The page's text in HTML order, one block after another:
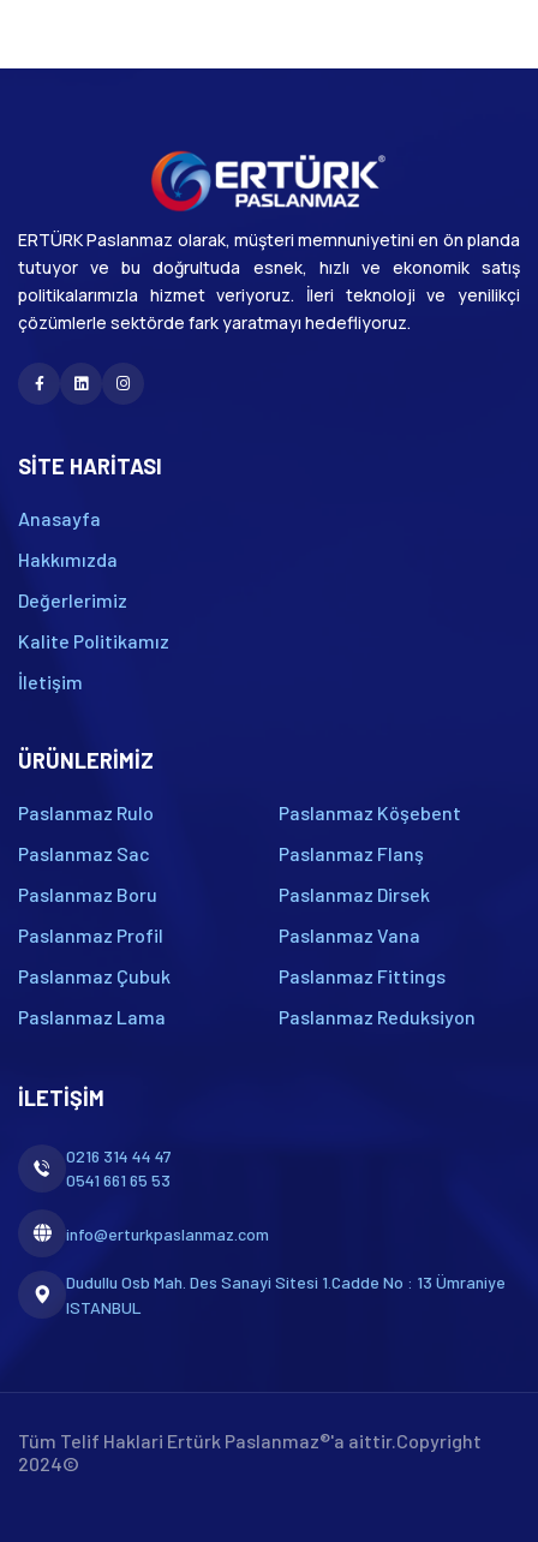
ERTÜRK Paslanmaz olarak, müşteri memnuniyetini en ön planda
tutuyor ve bu doğrultuda esnek, hızlı ve ekonomik satış
politikalarımızla hizmet veriyoruz. İleri teknoloji ve yenilikçi
çözümlerle sektörde fark yaratmayı hedefliyoruz.
FacebookLinkedinInstagram
SITE HARITASI
Anasayfa
Hakkımızda
Değerlerimiz
Kalite Politikamız
İletişim
ÜRÜNLERIMIZ
Paslanmaz Rulo
Paslanmaz Sac
Paslanmaz Boru
Paslanmaz Profil
Paslanmaz Çubuk
Paslanmaz Lama
Paslanmaz Köşebent
Paslanmaz Flanş
Paslanmaz Dirsek
Paslanmaz Vana
Paslanmaz Fittings
Paslanmaz Reduksiyon
İLETIŞIM
0216 314 44 47
0541 661 65 53
info@erturkpaslanmaz.com
Dudullu Osb Mah. Des Sanayi Sitesi 1.Cadde No : 13 Ümraniye
ISTANBUL
Tüm Telif Haklari Ertürk Paslanmaz®'a aittir.Copyright
2024©